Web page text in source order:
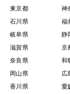
東京都
神
石川県
福
岐阜県
静
滋賀県
京
奈良県
和
岡山県
広
香川県
愛